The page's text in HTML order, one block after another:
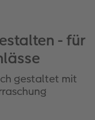
- für
gestaltet mit